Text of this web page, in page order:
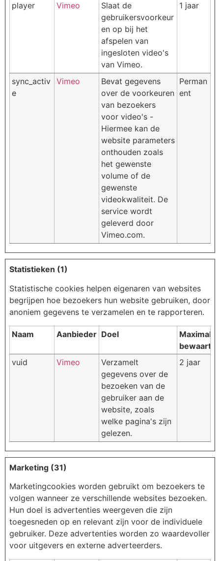
player Vimeo
Slaat de
gebruikersvoorkeur
en op bij het
afspelen van
ingesloten video's
van Vimeo.
1 jaar
sync_activ
e
Vimeo
Bevat gegevens
over de voorkeuren
van bezoekers
voor video's -
Hiermee kan de
website parameters
onthouden zoals
het gewenste
volume of de
gewenste
videokwaliteit. De
service wordt
geleverd door
Vimeo.com.
Perman
ent
Statistieken (1)
Statistische cookies helpen eigenaren van websites
begrijpen hoe bezoekers hun website gebruiken, door
anoniem gegevens te verzamelen en te rapporteren.
Naam Aanbieder Doel
Maximale
vuid
Vimeo
Verzamelt
gegevens over de
bezoeken van de
gebruiker aan de
website, zoals
welke pagina's zijn
gelezen.
2 jaar
Marketing (31)
Marketingcookies worden gebruikt om bezoekers te
volgen wanneer ze verschillende websites bezoeken.
Hun doel is advertenties weergeven die zijn
toegesneden op en relevant zijn voor de individuele
gebruiker. Deze advertenties worden zo waardevoller
voor uitgevers en externe adverteerders.